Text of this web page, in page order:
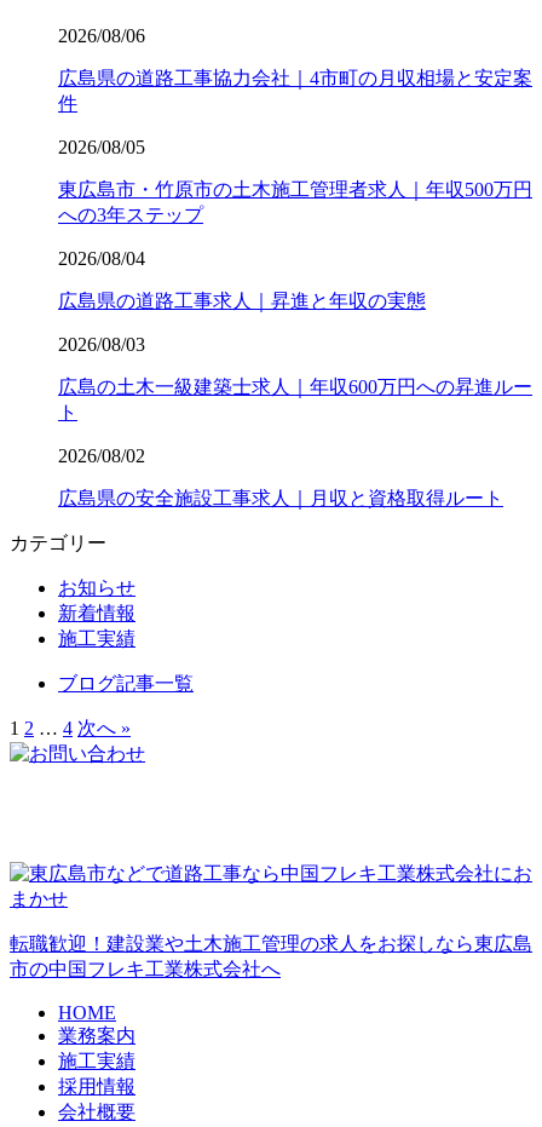
2026/08/06
広島県の道路工事協力会社｜4市町の月収相場と安定案
件
2026/08/05
東広島市・竹原市の土木施工管理者求人｜年収500万円
への3年ステップ
2026/08/04
広島県の道路工事求人｜昇進と年収の実態
2026/08/03
広島の土木一級建築士求人｜年収600万円への昇進ルー
ト
2026/08/02
広島県の安全施設工事求人｜月収と資格取得ルート
カテゴリー
お知らせ
新着情報
施工実績
ブログ記事一覧
1 2 … 4 次へ »
転職歓迎！建設業や土木施工管理の求人をお探しなら東広島
市の中国フレキ工業株式会社へ
HOME
業務案内
施工実績
採用情報
会社概要